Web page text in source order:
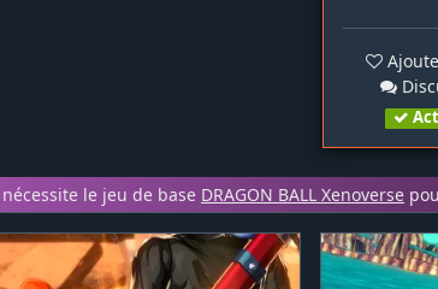
le jeu de base DRAGON BALL Xenoverse